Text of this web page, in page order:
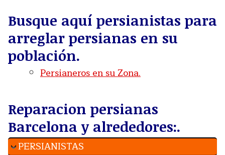
Busque aquí persianistas para
arreglar persianas en su
población.
Persianeros en su Zona.
Reparacion persianas
Barcelona y alrededores:.
PERSIANISTAS